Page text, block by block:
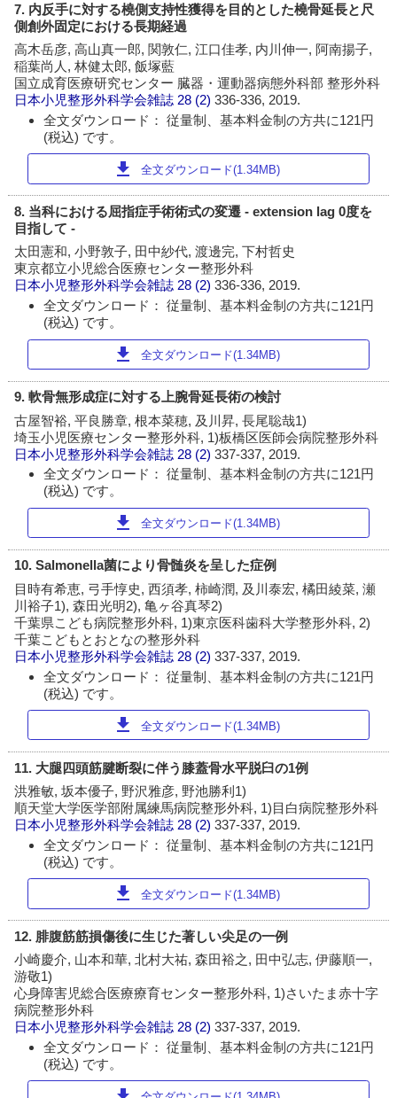
7. 内反手に対する橈側支持性獲得を目的とした橈骨延長と尺
側創外固定における長期経過
高木岳彦, 高山真一郎, 関敦仁, 江口佳孝, 内川伸一, 阿南揚子,
稲葉尚人, 林健太郎, 飯塚藍
国立成育医療研究センター 臓器・運動器病態外科部 整形外科
日本小児整形外科学会雑誌 28 (2)336-336, 2019.
全文ダウンロード： 従量制、基本料金制の方共に121円
(税込) です。
download 全文ダウンロード(1.34MB)
8. 当科における屈指症手術術式の変遷 - extension lag 0度を
目指して -
太田憲和, 小野敦子, 田中紗代, 渡邊完, 下村哲史
東京都立小児総合医療センター整形外科
日本小児整形外科学会雑誌 28 (2)336-336, 2019.
全文ダウンロード： 従量制、基本料金制の方共に121円
(税込) です。
download 全文ダウンロード(1.34MB)
9. 軟骨無形成症に対する上腕骨延長術の検討
古屋智裕, 平良勝章, 根本菜穂, 及川昇, 長尾聡哉1)
埼玉小児医療センター整形外科, 1)板橋区医師会病院整形外科
日本小児整形外科学会雑誌 28 (2)337-337, 2019.
全文ダウンロード： 従量制、基本料金制の方共に121円
(税込) です。
download 全文ダウンロード(1.34MB)
10. Salmonella菌により骨髄炎を呈した症例
目時有希恵, 弓手惇史, 西須孝, 柿崎潤, 及川泰宏, 橘田綾菜, 瀬
川裕子1), 森田光明2), 亀ヶ谷真琴2)
千葉県こども病院整形外科, 1)東京医科歯科大学整形外科, 2)
千葉こどもとおとなの整形外科
日本小児整形外科学会雑誌 28 (2)337-337, 2019.
全文ダウンロード： 従量制、基本料金制の方共に121円
(税込) です。
download 全文ダウンロード(1.34MB)
11. 大腿四頭筋腱断裂に伴う膝蓋骨水平脱臼の1例
洪雅敏, 坂本優子, 野沢雅彦, 野池勝利1)
順天堂大学医学部附属練馬病院整形外科, 1)目白病院整形外科
日本小児整形外科学会雑誌 28 (2)337-337, 2019.
全文ダウンロード： 従量制、基本料金制の方共に121円
(税込) です。
download 全文ダウンロード(1.34MB)
12. 腓腹筋筋損傷後に生じた著しい尖足の一例
小崎慶介, 山本和華, 北村大祐, 森田裕之, 田中弘志, 伊藤順一,
游敬1)
心身障害児総合医療療育センター整形外科, 1)さいたま赤十字
病院整形外科
日本小児整形外科学会雑誌 28 (2)337-337, 2019.
全文ダウンロード： 従量制、基本料金制の方共に121円
(税込) です。